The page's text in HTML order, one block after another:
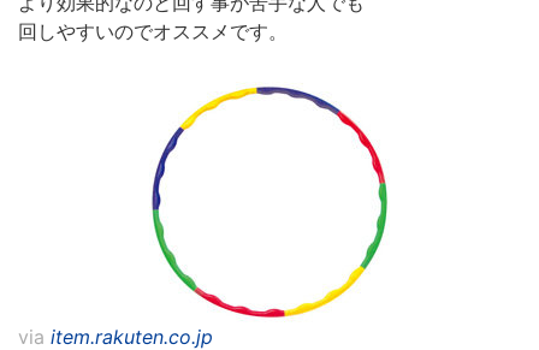
回しやすいのでオススメです。
via item.rakuten.co.jp